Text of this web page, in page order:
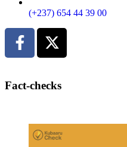
(+237) 654 44 39 00
Fact-checks